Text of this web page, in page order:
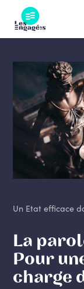
content
Un Etat efficace
La
Pour
charge